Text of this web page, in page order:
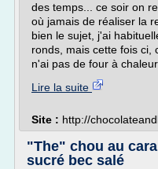
des temps... ce soir on
où jamais de réaliser la
bien le sujet, j'ai
ronds, mais cette fois ci,
n'ai pas de four à chaleur
Lire la suite
Site : http://
"The" chou au
sucré bec salé